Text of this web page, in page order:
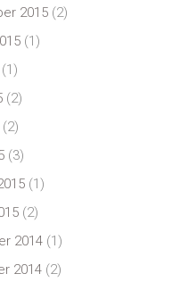
2015 (2)
(1)
(1)
(2)
(2)
(3)
(1)
(2)
2014 (1)
2014 (2)